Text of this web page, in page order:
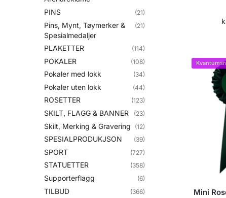
Mini
PINS (21)
Pins, Mynt, Tøymerker &
Spesialmedaljer
(21)
PLAKETTER (114)
POKALER (108)
Pokaler med lokk (34)
Pokaler uten lokk (44)
ROSETTER (123)
SKILT, FLAGG & BANNER (23)
Skilt, Merking & Gravering (12)
SPESIALPRODUKJSON (39)
SPORT (727)
STATUETTER (358)
Supporterflagg (6)
TILBUD (366)